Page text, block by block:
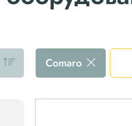
Comaro